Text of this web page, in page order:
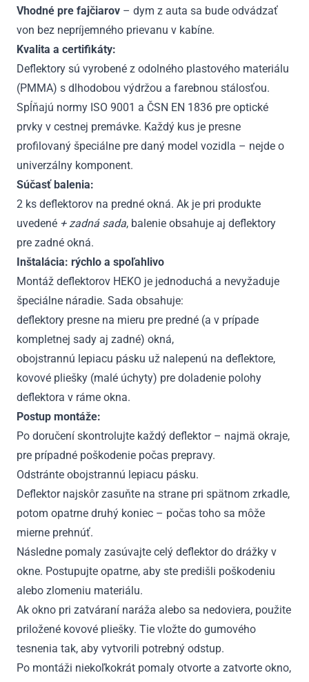
Vhodné pre fajčiarov – dym z auta sa bude odvádzať
von bez nepríjemného prievanu v kabíne.
Kvalita a certifikáty:
Deflektory sú vyrobené z odolného plastového materiálu
(PMMA) s dlhodobou výdržou a farebnou stálosťou.
Spĺňajú normy ISO 9001 a ČSN EN 1836 pre optické
prvky v cestnej premávke. Každý kus je presne
profilovaný špeciálne pre daný model vozidla – nejde o
univerzálny komponent.
Súčasť balenia:
2 ks deflektorov na predné okná. Ak je pri produkte
uvedené + zadná sada, balenie obsahuje aj deflektory
pre zadné okná.
Inštalácia: rýchlo a spoľahlivo
Montáž deflektorov HEKO je jednoduchá a nevyžaduje
špeciálne náradie. Sada obsahuje:
deflektory presne na mieru pre predné (a v prípade
kompletnej sady aj zadné) okná,
obojstrannú lepiacu pásku už nalepenú na deflektore,
kovové pliešky (malé úchyty) pre doladenie polohy
deflektora v ráme okna.
Postup montáže:
Po doručení skontrolujte každý deflektor – najmä okraje,
pre prípadné poškodenie počas prepravy.
Odstránte obojstrannú lepiacu pásku.
Deflektor najskôr zasuňte na strane pri spätnom zrkadle,
potom opatrne druhý koniec – počas toho sa môže
mierne prehnúť.
Následne pomaly zasúvajte celý deflektor do drážky v
okne. Postupujte opatrne, aby ste predišli poškodeniu
alebo zlomeniu materiálu.
Ak okno pri zatváraní naráža alebo sa nedoviera, použite
priložené kovové pliešky. Tie vložte do gumového
tesnenia tak, aby vytvorili potrebný odstup.
Po montáži niekoľkokrát pomaly otvorte a zatvorte okno,